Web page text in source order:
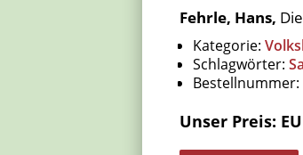
Fehrle, Hans,
Kategorie:
Schlagwörter:
Bestellnummer:
Unser Preis: